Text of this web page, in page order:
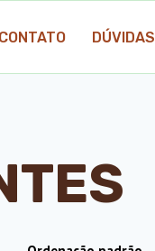
CONTATO DÚVIDAS